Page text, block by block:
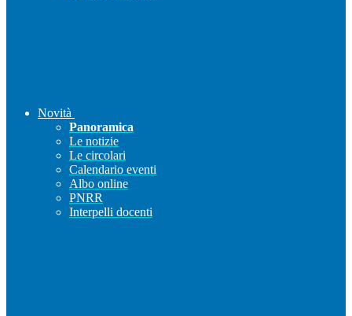
Novità
Panoramica
Le notizie
Le circolari
Calendario eventi
Albo online
PNRR
Interpelli docenti